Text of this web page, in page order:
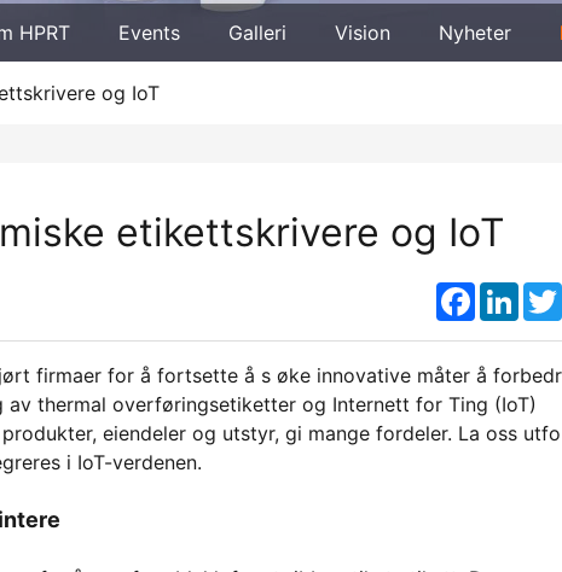
HPRT Events Galleri Vision Nyheter
og IoT
etikettskrivere og IoT
firmaer for å fortsette å s øke innovative måter å
thermal overføringsetiketter og Internett for Ting (IoT)
eiendeler og utstyr, gi mange fordeler. La oss
i IoT-verdenen.